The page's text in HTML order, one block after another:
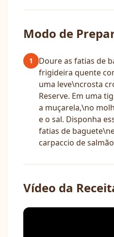
Modo de
1
Doure as fatias de
frigideira quente
uma leve\ncrosta
Reserve. Em uma
a muçarela,\no
e o sal. Disponha
fatias de
carpaccio de
Vídeo da